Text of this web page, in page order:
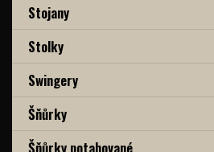
Stojany
Stolky
Swingery
Šňůrky
Šňůrky potahované